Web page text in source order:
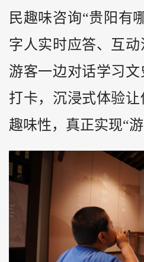
民趣味咨询“贵阳有
字人实时应答、互动
游客一边对话学习
打卡，沉浸式体验
趣味性，真正实现“